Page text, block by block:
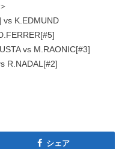
vs K.EDMUND
vs M.RAONIC[#3]
R.NADAL[#2]
シェア